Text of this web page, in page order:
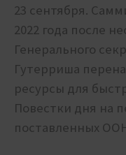
23 сентября.
2022 года после
Генерального
Гутерриша
ресурсы для
Повестки дня на
поставленных